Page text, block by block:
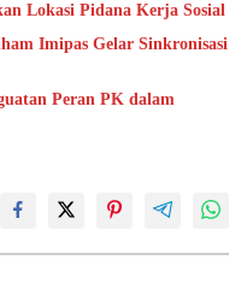
Lokasi Pidana Kerja Sosial
Imipas Gelar Sinkronisasi
Peran PK dalam